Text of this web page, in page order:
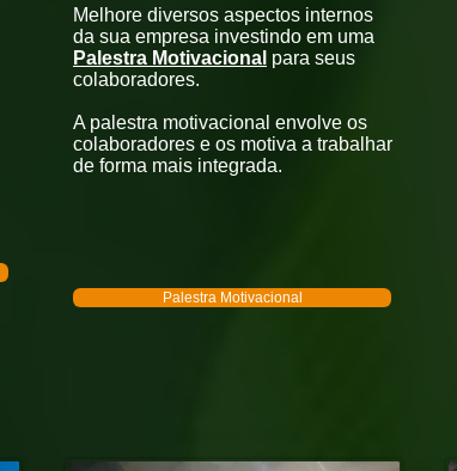
Melhore diversos aspectos internos
da sua empresa investindo em uma
Palestra Motivacional para seus
colaboradores.
A palestra motivacional envolve os
colaboradores e os motiva a trabalhar
de forma mais integrada.
Palestra Motivacional